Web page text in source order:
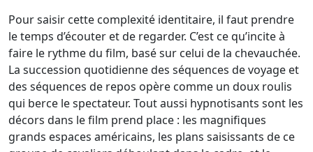
Pour saisir cette complexité identitaire, il faut prendre
le temps d’écouter et de regarder. C’est ce qu’incite à
faire le rythme du film, basé sur celui de la chevauchée.
La succession quotidienne des séquences de voyage et
des séquences de repos opère comme un doux roulis
qui berce le spectateur. Tout aussi hypnotisants sont les
décors dans le film prend place : les magnifiques
grands espaces américains, les plans saisissants de ce